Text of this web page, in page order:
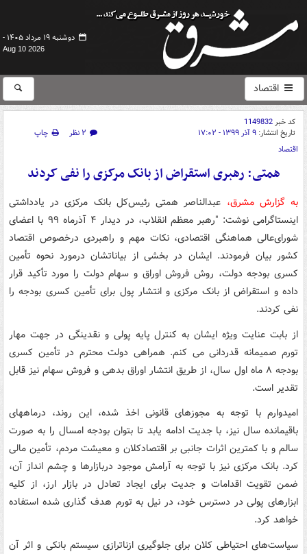
دوشنبه ۱۹ مرداد ۱۴۰۵ -
Aug 10 2026
اقتصاد
کد خبر1149832
تاریخ انتشار: ۹ آذر ۱۳۹۹ - ۱۷:۰۲ ۲ نظر
چاپ
اقتصاد
همتی: رهبری استقراض از بانک مرکزی را نفی کردند
به گزارش مشرق، عبدالناصر همتی رئیس‌کل بانک مرکزی در یادداشتی
اینستاگرامی نوشت: "رهبر معظم انقلاب، در دیدار ۴ آذرماه ۹۹ با اعضای
شورای‌عالی هماهنگی اقتصادی، نکات مهم و راهبردی درخصوص اقتصاد
کشور بیان فرمودند. ایشان در بخشی از بیاناتشان درمورد نحوه تأمین
کسری بودجه دولت، روش فروش اوراق و سهام دولت را مورد تأکید قرار
داده و استقراض از بانک مرکزی و انتشار پول برای تأمین کسری بودجه را
نفی کردند.
از بابت عنایت ویژه ایشان به کنترل پایه پولی و نقدینگی در جهت مهار
تورم صمیمانه قدردانی می کنم. همراهی دولت محترم در تأمین کسری
بودجه ۸ ماه اول سال، از طریق انتشار اوراق بدهی و فروش سهام نیز قابل
تقدیر است.
امیدوارم با توجه به مجوزهای قانونی اخذ شده، این روند، درماههای
باقیمانده سال نیز، با جدیت ادامه یابد تا بتوان بودجه امسال را به صورت
سالم و با کمترین اثرات جانبی بر اقتصادکلان و معیشت مردم، تأمین مالی
کرد. بانک مرکزی نیز با توجه به آرامش موجود دربازارها و چشم انداز آن،
ضمن تقویت اقدامات و جدیت برای ایجاد تعادل در بازار ارز، از کلیه
ابزارهای پولی در دسترس خود، در نیل به تورم هدف گذاری شده استفاده
خواهد کرد.
سیاست‌های احتیاطی کلان برای جلوگیری ازناترازی سیستم بانکی و اثر آن